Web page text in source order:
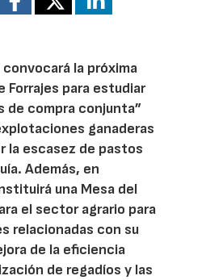
convocará la próxima
Forrajes para estudiar
de compra conjunta”
ganaderas
la escasez de pastos
Además, en
una Mesa del
el sector agrario para
relacionadas con su
de la eficiencia
de regadíos y las